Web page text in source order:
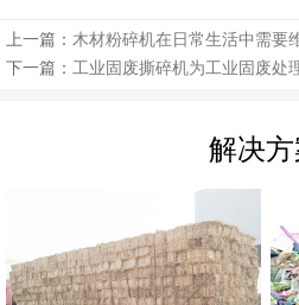
上一篇： 木材粉碎机在日常生活中需要
下一篇： 工业固废撕碎机为工业固废处
解决